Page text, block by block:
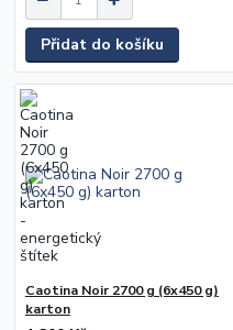
Přidat do košíku
Caotina Noir 2700 g (6x450 g)
karton